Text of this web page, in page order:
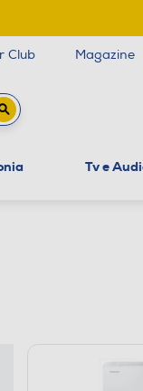
Club Magazine
Tv e